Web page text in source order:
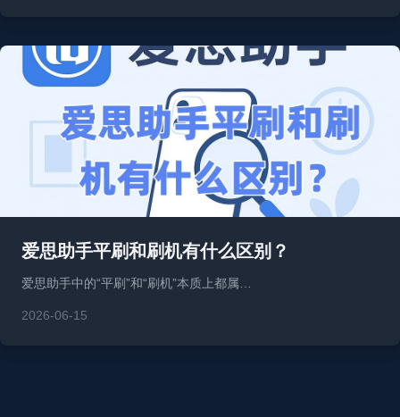
爱思助手平刷和刷机有什么区别？
爱思助手中的“平刷”和“刷机”本质上都属…
2026-06-15